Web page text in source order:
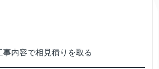
事内容で相見積りを取る